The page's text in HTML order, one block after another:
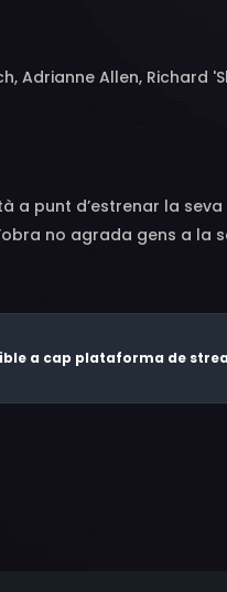
Adrianne Allen, Richard
Grant, Kent Taylor,
Milla Davenport, Neal
Edwin Maxwell,
a punt d’estrenar la
no agrada gens a la
a cap plataforma de